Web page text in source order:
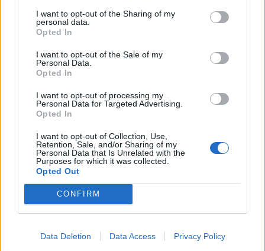
I want to opt-out of the Sharing of my
personal data.
Opted In
I want to opt-out of the Sale of my
Personal Data.
Opted In
I want to opt-out of processing my
Personal Data for Targeted Advertising.
Opted In
I want to opt-out of Collection, Use,
Retention, Sale, and/or Sharing of my
Personal Data that Is Unrelated with the
Purposes for which it was collected.
Opted Out
CONFIRM
Data Deletion Data Access Privacy Policy
Ακολουθήστε το Pink.gr στοGoogle Newsκαι
μάθετε πρώτοιτα πιο hot νέα.